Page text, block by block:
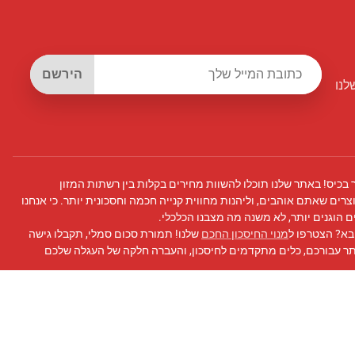
הירשם
בכיס! באתר שלנו תוכלו להשוות מחירים בקלות בין רשתות המזון
שאתם אוהבים, וליהנות מחווית קנייה חכמה וחסכונית יותר. כי אנחנו
הוגנים יותר, לא משנה מה מצבנו הכלכלי.
הצטרפו למנוי החיסכון החכם שלנו! תמורת סכום סמלי, תקבלו גישה
עבורכם, כלים מתקדמים לחיסכון, והעברה חלקה של העגלה שלכם